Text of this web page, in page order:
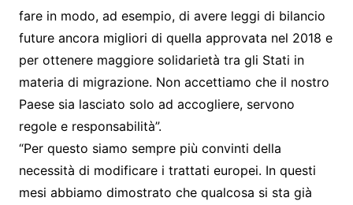
fare in modo, ad esempio, di avere leggi di bilancio
future ancora migliori di quella approvata nel 2018 e
per ottenere maggiore solidarietà tra gli Stati in
materia di migrazione. Non accettiamo che il nostro
Paese sia lasciato solo ad accogliere, servono
regole e responsabilità”.
“Per questo siamo sempre più convinti della
necessità di modificare i trattati europei. In questi
mesi abbiamo dimostrato che qualcosa si sta già